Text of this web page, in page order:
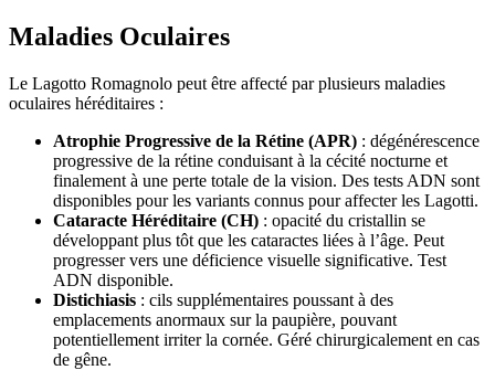
Maladies Oculaires
Le Lagotto Romagnolo peut être affecté par plusieurs maladies
oculaires héréditaires :
Atrophie Progressive de la Rétine (APR) : dégénérescence
progressive de la rétine conduisant à la cécité nocturne et
finalement à une perte totale de la vision. Des tests ADN sont
disponibles pour les variants connus pour affecter les Lagotti.
Cataracte Héréditaire (CH) : opacité du cristallin se
développant plus tôt que les cataractes liées à l’âge. Peut
progresser vers une déficience visuelle significative. Test
ADN disponible.
Distichiasis : cils supplémentaires poussant à des
emplacements anormaux sur la paupière, pouvant
potentiellement irriter la cornée. Géré chirurgicalement en cas
de gêne.